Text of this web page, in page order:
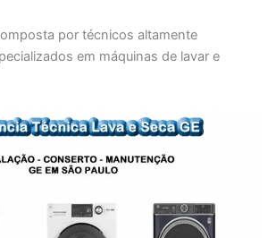
por técnicos altamente
em máquinas de lavar e